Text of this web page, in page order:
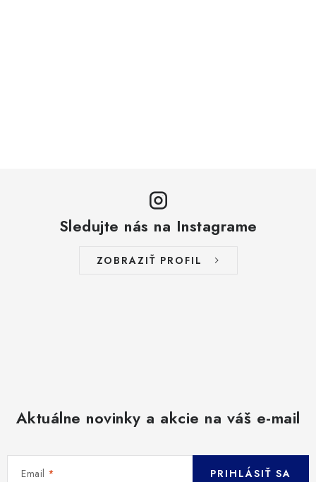
Sledujte nás na Instagrame
ZOBRAZIŤ PROFIL
Aktuálne novinky a akcie na váš e-mail
Email PRIHLÁSIŤ SA